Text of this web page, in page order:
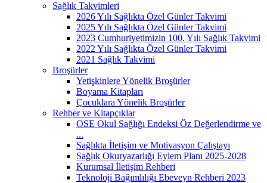
Sağlık Takvimleri
2026 Yılı Sağlıkta Özel Günler Takvimi
2025 Yılı Sağlıkta Özel Günler Takvimi
2023 Cumhuriyetimizin 100. Yılı Sağlık Takvimi
2022 Yılı Sağlıkta Özel Günler Takvimi
2021 Sağlık Takvimi
Broşürler
Yetişkinlere Yönelik Broşürler
Boyama Kitapları
Çocuklara Yönelik Broşürler
Rehber ve Kitapçıklar
OSE Okul Sağlığı Endeksi Öz Değerlendirme ve
...
Sağlıkta İletişim ve Motivasyon Çalıştayı
Sağlık Okuryazarlığı Eylem Planı 2025-2028
Kurumsal İletişim Rehberi
Teknoloji Bağımlılığı Ebeveyn Rehberi 2023